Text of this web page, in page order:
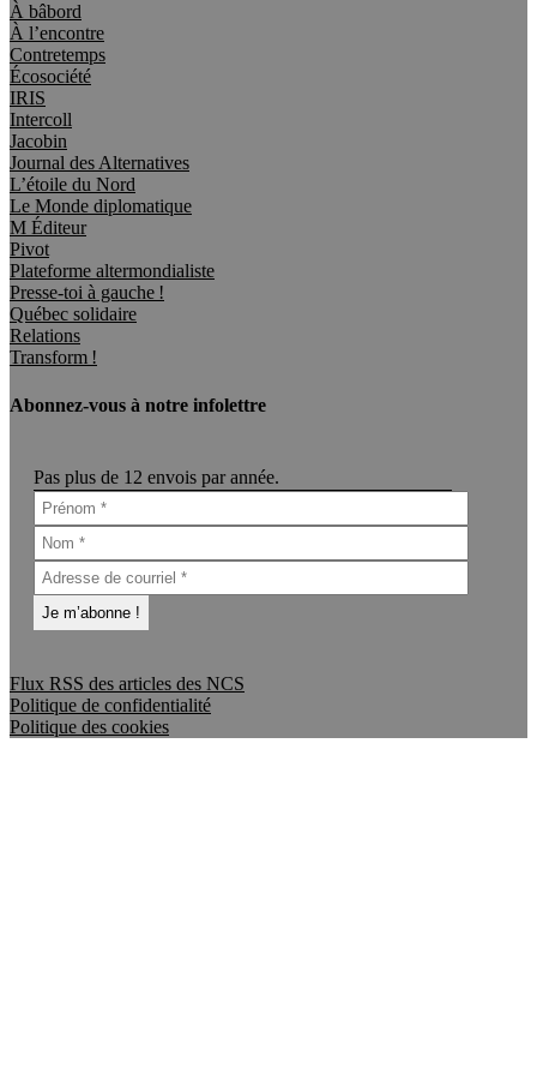
À bâbord
À l’encontre
Contretemps
Écosociété
IRIS
Intercoll
Jacobin
Journal des Alternatives
L’étoile du Nord
Le Monde diplomatique
M Éditeur
Pivot
Plateforme altermondialiste
Presse-toi à gauche !
Québec solidaire
Relations
Transform !
Abonnez-vous à notre infolettre
Pas plus de 12 envois par année.
Flux RSS des articles des NCS
Politique de confidentialité
Politique des cookies